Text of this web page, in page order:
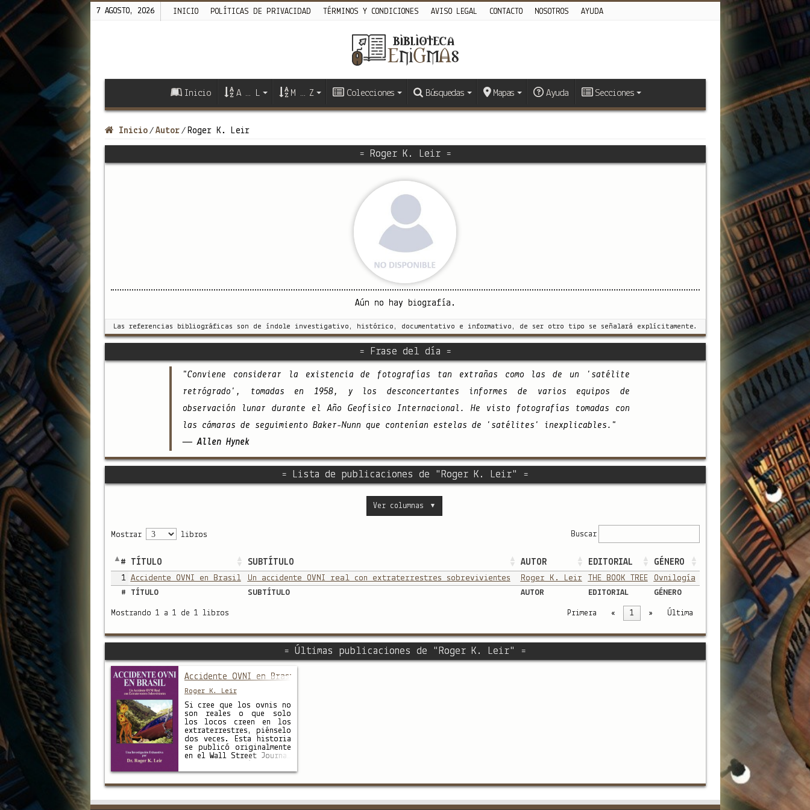
7 AGOSTO, 2026 INICIO POLÍTICAS DE PRIVACIDAD TÉRMINOS Y CONDICIONES AVISO LEGAL CONTACTO NOSOTROS AYUDA
Inicio A … L M … Z Colecciones Búsquedas Mapas Ayuda Secciones
Inicio / Autor / Roger K. Leir
= Roger K. Leir =
Aún no hay biografía.
Las referencias bibliográficas son de índole investigativo, histórico, documentativo e informativo, de ser otro tipo se señalará explícitamente.
= Frase del día =
"Conviene considerar la existencia de fotografías tan extrañas como las de un 'satélite
retrógrado', tomadas en 1958, y los desconcertantes informes de varios equipos de
observación lunar durante el Año Geofísico Internacional. He visto fotografías tomadas con
las cámaras de seguimiento Baker-Nunn que contenían estelas de 'satélites' inexplicables."
— Allen Hynek
= Lista de publicaciones de "Roger K. Leir" =
Ver columnas ▼
Mostrar libros Buscar
# TÍTULO SUBTÍTULO AUTOR EDITORIAL GÉNERO
1 Accidente OVNI en Brasil Un accidente OVNI real con extraterrestres sobrevivientes Roger K. Leir THE BOOK TREE
Ovnilogía
#
TÍTULO SUBTÍTULO AUTOR EDITORIAL GÉNERO
Mostrando 1 a 1 de 1 libros Primera « 1 » Última
= Últimas publicaciones de "Roger K. Leir" =
Accidente OVNI en Brasil
Roger K. Leir
Si cree que los ovnis no
son reales o que solo
los locos creen en los
extraterrestres, piénselo
dos veces. Esta historia
se publicó originalmente
en el Wall Street Journal
olvido. Según numerosos
volador no identificado
se estrelló cerca de
Varginha, Brasil, el 20